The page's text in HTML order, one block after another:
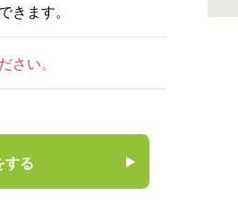
きます。
さい。
する